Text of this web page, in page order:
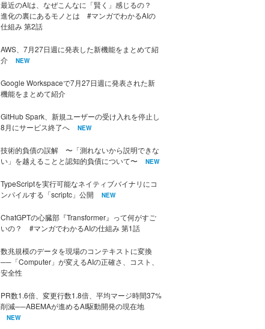
最近のAIは、なぜこんなに「賢く」感じるの？
進化の裏にあるモノとは #マンガでわかるAIの
仕組み 第2話
AWS、7月27日週に発表した新機能をまとめて紹
介
NEW
Google Workspaceで7月27日週に発表された新
機能をまとめて紹介
GitHub Spark、新規ユーザーの受け入れを停止し
8月にサービス終了へ
NEW
技術的負債の誤解 〜「測れないから説明できな
い」を越えることと認知的負債について〜
NEW
TypeScriptを実行可能なネイティブバイナリにコ
ンパイルする「scriptc」公開
NEW
ChatGPTの心臓部『Transformer』って何がすご
いの？ #マンガでわかるAIの仕組み 第1話
数兆規模のデータを現場のコンテキストに変換
──「Computer」が変えるAIの正確さ、コスト、
安全性
PR数1.6倍、変更行数1.8倍、平均マージ時間37%
削減──ABEMAが進めるAI駆動開発の現在地
NEW